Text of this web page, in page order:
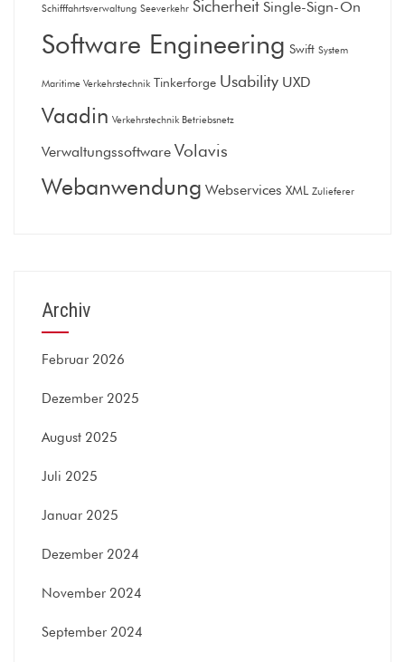
Schifffahrtsverwaltung Seeverkehr Sicherheit Single-Sign-On
Software Engineering Swift System
Maritime Verkehrstechnik Tinkerforge Usability UXD
Vaadin Verkehrstechnik Betriebsnetz
Verwaltungssoftware Volavis
Webanwendung Webservices XML Zulieferer
Archiv
Februar 2026
Dezember 2025
August 2025
Juli 2025
Januar 2025
Dezember 2024
November 2024
September 2024